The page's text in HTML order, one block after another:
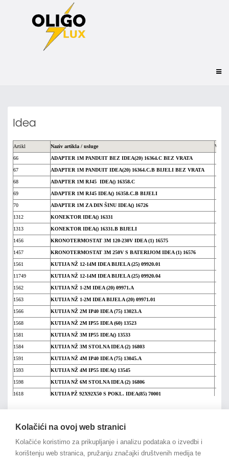
Idea
Artikl Naziv artikla / usluge Vpc
66 ADAPTER 1M PANDUIT BEZ IDEA(20) 16364.C BEZ VRATA
67 ADAPTER 1M PANDUIT IDEA(20) 16364.C.B BIJELI BEZ VRATA
68 ADAPTER 1M RJ45 IDEA() 16358.C
69 ADAPTER 1M RJ45 IDEA() 16358.C.B BIJELI
70 ADAPTER 1M ZA DIN ŠINU IDEA() 16726
1312 KONEKTOR IDEA() 16331
1313 KONEKTOR IDEA() 16331.B BIJELI
1456 KRONOTERMOSTAT 3M 120-230V IDEA (1) 16575
1457 KRONOTERMOSTAT 3M 250V S BATERIJOM IDEA (1) 16576
1561 KUTIJA NŽ 12-14M IDEA BIJELA (25) 09920.01
11749 KUTIJA NŽ 12-14M IDEA BIJELA (25) 09920.04
1562 KUTIJA NŽ 1-2M IDEA (20) 09971.A
1563 KUTIJA NŽ 1-2M IDEA BIJELA (20) 09971.01
1566 KUTIJA NŽ 2M IP40 IDEA (75) 13023.A
1568 KUTIJA NŽ 2M IP55 IDEA (60) 13523
1581 KUTIJA NŽ 3M IP55 IDEA() 13533
1584 KUTIJA NŽ 3M STOLNA IDEA (2) 16803
1591 KUTIJA NŽ 4M IP40 IDEA (75) 13045.A
1593 KUTIJA NŽ 4M IP55 IDEA() 13545
1598 KUTIJA NŽ 6M STOLNA IDEA (2) 16806
1618 KUTIJA PŽ 92X92X50 S POKL. IDEA(85) 70001
1630 KUTIJA PŽ 154X128X70 S POKL. IDEA(48) 70005
1631 KUTIJA PŽ 154X92X70 S POKL. IDEA(55) 70004
1633 KUTIJA PŽ 195X154X70 S POKL. IDEA(30) 70006
Kolačići na ovoj web stranici
Kolačiće koristimo za prikupljanje i analizu podataka o izvedbi i
korištenju web stranica, pružanju značajki društvenih medija te